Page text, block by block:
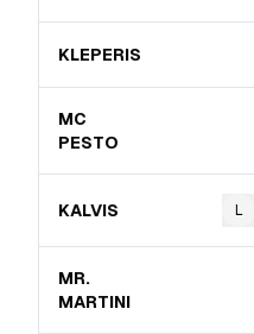
KLEPERIS
MC
PESTO
KALVIS L
MR.
MARTINI